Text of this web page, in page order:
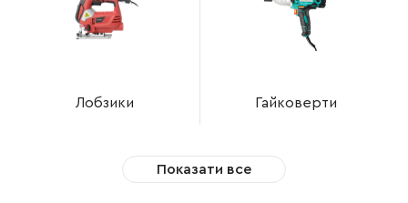
Лобзики Гайковерти
Показати все